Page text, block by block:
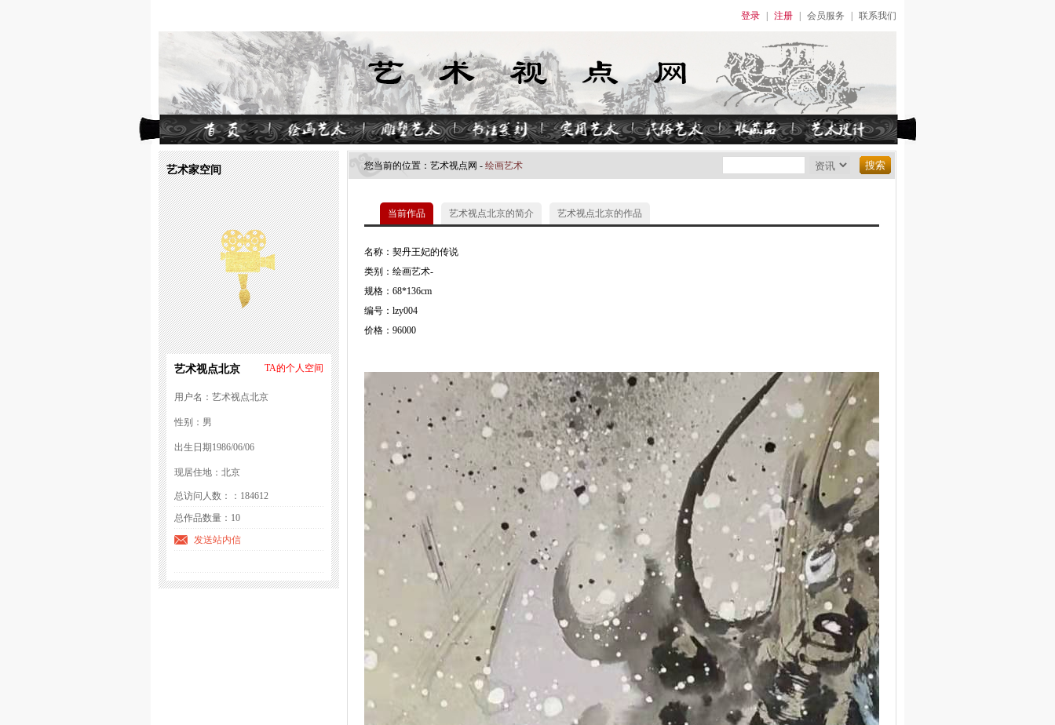
登录 注册 会员服务 联系我们
艺术家空间
艺术视点北京 TA的个人空间
用户名：艺术视点北京
性别：男
出生日期1986/06/06
现居住地：北京
总访问人数：：184612
总作品数量：10
发送站内信
您当前的位置： 艺术视点网 - 绘画艺术
当前作品 艺术视点北京的简介 艺术视点北京的作品
名称：契丹王妃的传说
类别：绘画艺术-
规格：68*136cm
编号：lzy004
价格：96000